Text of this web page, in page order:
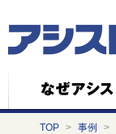
TOP > 事例 >